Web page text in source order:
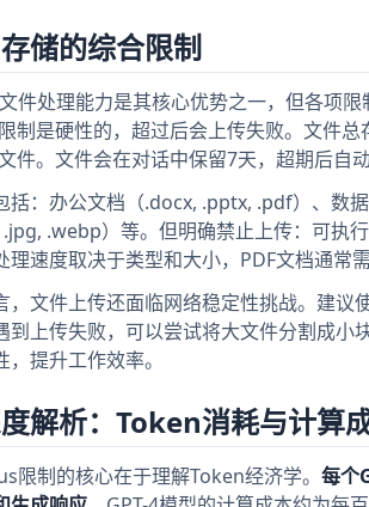
储的综合限制
件处理能力是其核心优势之一，但各项限
制是硬性的，超过后会上传失败。文件
。文件会在对话中保留7天，超期后自动
括：办公文档（.docx, .pptx, .pdf）、数
.webp）等。但明确禁止上传：可执
理速度取决于类型和大小，PDF文档通常
，文件上传还面临网络稳定性挑战。建
到上传失败，可以尝试将大文件分割成
提升工作效率。
解析：Token消耗与计算
限制的核心在于理解Token经济学。 每个